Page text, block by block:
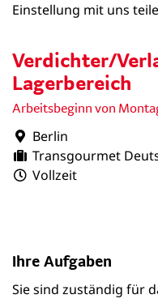
Verdichter/
Lagerbereich
Arbeitsbeginn von
Berlin
Transgourmet
Vollzeit
Einstellung mit uns
Ihre Aufgaben
Sie sind zuständig für